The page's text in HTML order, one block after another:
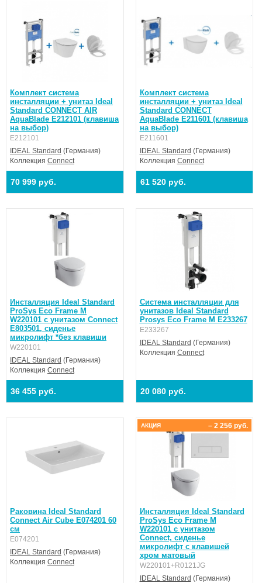
Комплект система
инсталляции + унитаз Ideal
Standard CONNECT AIR
AquaBlade E212101 (клавиша
на выбор)
E212101
IDEAL Standard (Германия)
Коллекция Connect
70 999 руб.
Комплект система
инсталляции + унитаз Ideal
Standard CONNECT
AquaBlade E211601 (клавиша
на выбор)
E211601
IDEAL Standard (Германия)
Коллекция Connect
61 520 руб.
Инсталляция Ideal Standard
ProSys Eco Frame M
W220101 с унитазом Connect
E803501, сиденье
микролифт *без клавиши
W220101
IDEAL Standard (Германия)
Коллекция Connect
36 455 руб.
Система инсталляции для
унитазов Ideal Standard
Prosys Eco Frame M E233267
E233267
IDEAL Standard (Германия)
Коллекция Connect
20 080 руб.
Раковина Ideal Standard
Connect Air Cube E074201 60
см
E074201
IDEAL Standard (Германия)
Коллекция Connect
Инсталляция Ideal Standard
ProSys Eco Frame M
W220101 с унитазом
Connect, сиденье
микролифт с клавишей
хром матовый
W220101+R0121JG
IDEAL Standard (Германия)
– 2 256 руб.
АКЦИЯ